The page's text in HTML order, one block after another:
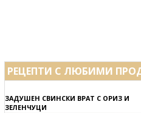
РЕЦЕПТИ С ЛЮБИМИ
ЗАДУШЕН СВИНСКИ ВРАТ С ОРИЗ И
ЗЕЛЕНЧУЦИ